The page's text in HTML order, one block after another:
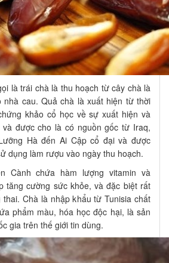
là trái chà là thu hoạch từ cây chà là
nhà cau. Quả chà là xuất hiện từ thời
khảo cổ học về sự xuất hiện và
được cho là có nguồn gốc từ Iraq,
Hà đến Ai Cập cổ đại và được
dụng làm rượu vào ngày thu hoạch.
Cành chứa hàm lượng vitamin và
tăng cường sức khỏe, và đặc biệt rất
Chà là nhập khẩu từ Tunisia chất
phẩm màu, hóa học độc hại, là sản
gia trên thế giới tin dùng.